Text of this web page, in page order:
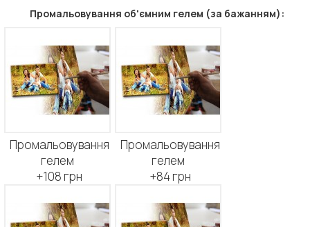
Промальовування об'ємним гелем (за бажанням):
Промальовування
гелем
+108 грн
Промальовування
гелем
+84 грн